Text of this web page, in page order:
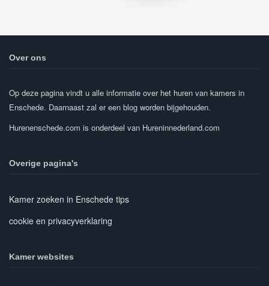
Over ons
Op deze pagina vindt u alle informatie over het huren van kamers in
Enschede. Daarnaast zal er een blog worden bijgehouden.
Hurenenschede.com is onderdeel van Hureninnederland.com
Overige pagina's
Kamer zoeken in Enschede tips
cookie en privacyverklaring
Kamer websites